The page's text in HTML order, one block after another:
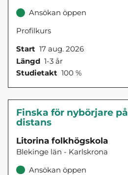
Ansökan öppen
Profilkurs
Start 17 aug. 2026
Längd 1-3 år
Studietakt 100 %
Finska för nybörjare på
distans
Litorina folkhögskola
Blekinge län - Karlskrona
Ansökan öppen